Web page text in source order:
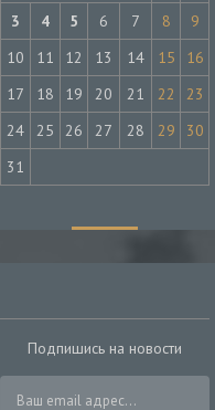
3
4 5 6 7 8
9
10
11 12 13 14 15
16
17
18 19 20 21 22
23
24
25 26 27 28 29
30
31
Подпишись на новости